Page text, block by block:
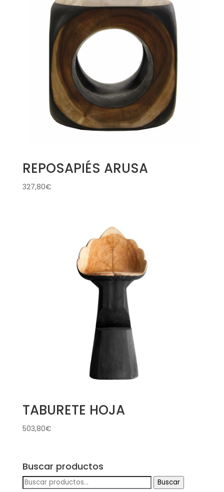
REPOSAPIÉS ARUSA
327,80€
TABURETE HOJA
503,80€
Buscar productos
Buscar
Buscar